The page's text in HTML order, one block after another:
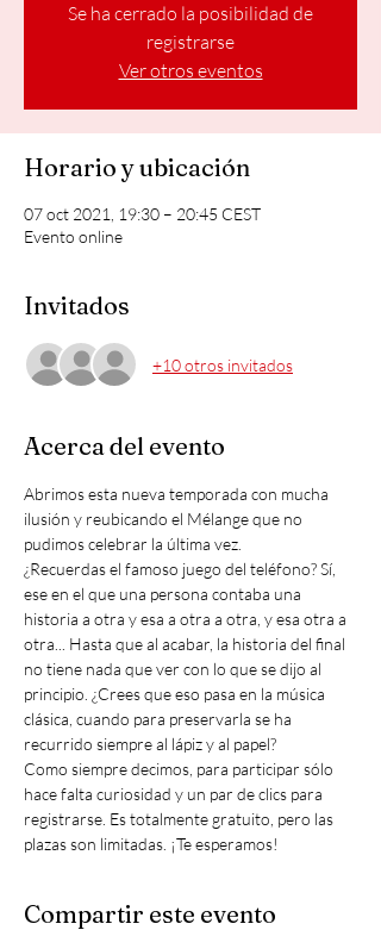
Se ha cerrado la posibilidad de
registrarse
Ver otros eventos
Horario y ubicación
07 oct 2021, 19:30 – 20:45 CEST
Evento online
Invitados
+10 otros invitados
Acerca del evento
Abrimos esta nueva temporada con mucha
ilusión y reubicando el Mélange que no
pudimos celebrar la última vez.
¿Recuerdas el famoso juego del teléfono? Sí,
ese en el que una persona contaba una
historia a otra y esa a otra a otra, y esa otra a
otra... Hasta que al acabar, la historia del final
no tiene nada que ver con lo que se dijo al
principio. ¿Crees que eso pasa en la música
clásica, cuando para preservarla se ha
recurrido siempre al lápiz y al papel?
Como siempre decimos, para participar sólo
hace falta curiosidad y un par de clics para
registrarse. Es totalmente gratuito, pero las
plazas son limitadas. ¡Te esperamos!
Compartir este evento